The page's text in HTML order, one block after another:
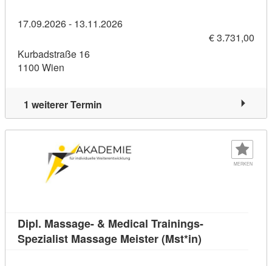
17.09.2026 - 13.11.2026
€ 3.731,00
Kurbadstraße 16
1100 Wien
1 weiterer Termin
MERKEN
Dipl. Massage- & Medical Trainings-
Spezialist Massage Meister (Mst*in)